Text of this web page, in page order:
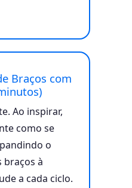
Braços com
Ao inspirar,
como se
o
braços à
a cada ciclo.